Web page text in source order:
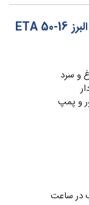
ویژگی های پمپ سیرکولاتور اتاترم آزاد البرز ETA 50-16
و سرد
و پمپ